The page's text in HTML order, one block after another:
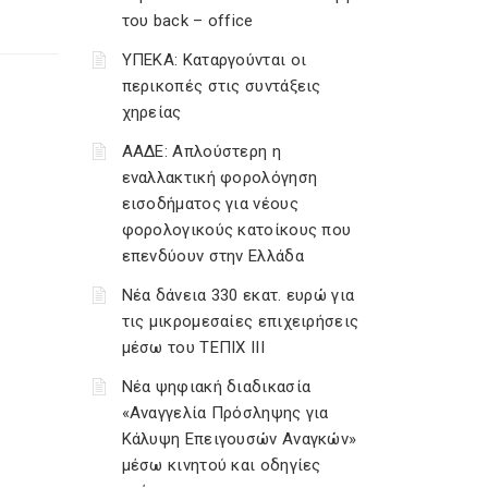
του back – office
ΥΠΕΚΑ: Καταργούνται οι
περικοπές στις συντάξεις
χηρείας
ΑΑΔΕ: Απλούστερη η
εναλλακτική φορολόγηση
εισοδήματος για νέους
φορολογικούς κατοίκους που
επενδύουν στην Ελλάδα
Νέα δάνεια 330 εκατ. ευρώ για
τις μικρομεσαίες επιχειρήσεις
μέσω του ΤΕΠΙΧ ΙΙΙ
Νέα ψηφιακή διαδικασία
«Αναγγελία Πρόσληψης για
Κάλυψη Επειγουσών Αναγκών»
μέσω κινητού και οδηγίες